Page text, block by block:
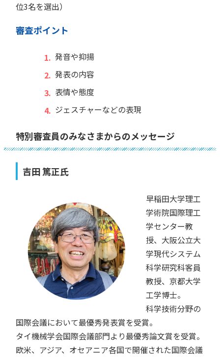
位3名を選出）
審査ポイント
発音や抑揚
発表の内容
表情や態度
ジェスチャーなどの表現
特別審査員のみなさまからのメッセージ
吉田 篤正氏
早稲田大学理工
学術院国際理工
学センター教
授、大阪公立大
学現代システム
科学研究科客員
教授、京都大学
工学博士。
科学技術分野の
国際会議において最優秀発表賞を受賞。
タイ機械学会国際会議部門より最優秀論文賞を受賞。
欧米、アジア、オセアニア各国で開催された国際会議